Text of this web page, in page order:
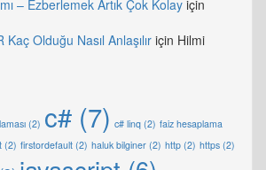
– Ezberlemek Artık Çok Kolay için
Kaç Olduğu Nasıl Anlaşılır için Hilmi
(2) c# (7) c# linq (2) faiz hesaplama
(2) firstordefault (2) haluk bilginer (2) http (2) https (2)